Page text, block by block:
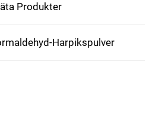
Produkter
Harpikspulver